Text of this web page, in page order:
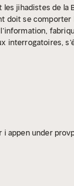
jihadistes de la
doit se
i appen under